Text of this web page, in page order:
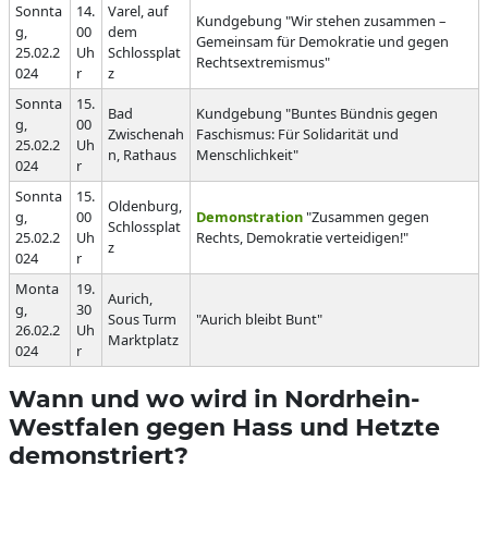
Sonnta
g,
25.02.2
024
14.
00
Uh
r
Varel, auf
dem
Schlossplat
z
Kundgebung "Wir stehen zusammen –
Gemeinsam für Demokratie und gegen
Rechtsextremismus"
Sonnta
g,
25.02.2
024
15.
00
Uh
r
Bad
Zwischenah
n, Rathaus
Kundgebung "Buntes Bündnis gegen
Faschismus: Für Solidarität und
Menschlichkeit"
Sonnta
g,
25.02.2
024
15.
00
Uh
r
Oldenburg,
Schlossplat
z
Demonstration"Zusammen gegen
Rechts, Demokratie verteidigen!"
Monta
g,
26.02.2
024
19.
30
Uh
r
Aurich,
Sous Turm
Marktplatz
"Aurich bleibt Bunt"
Wann und wo wird in Nordrhein-
Westfalen gegen Hass und Hetzte
demonstriert?